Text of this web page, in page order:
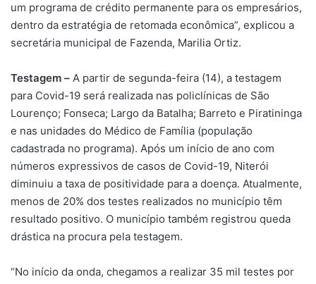
um programa de crédito permanente para os empresários,
dentro da estratégia de retomada econômica”, explicou a
secretária municipal de Fazenda, Marilia Ortiz.
Testagem – A partir de segunda-feira (14), a testagem
para Covid-19 será realizada nas policlínicas de São
Lourenço; Fonseca; Largo da Batalha; Barreto e Piratininga
e nas unidades do Médico de Família (população
cadastrada no programa). Após um início de ano com
números expressivos de casos de Covid-19, Niterói
diminuiu a taxa de positividade para a doença. Atualmente,
menos de 20% dos testes realizados no município têm
resultado positivo. O município também registrou queda
drástica na procura pela testagem.
“No início da onda, chegamos a realizar 35 mil testes por